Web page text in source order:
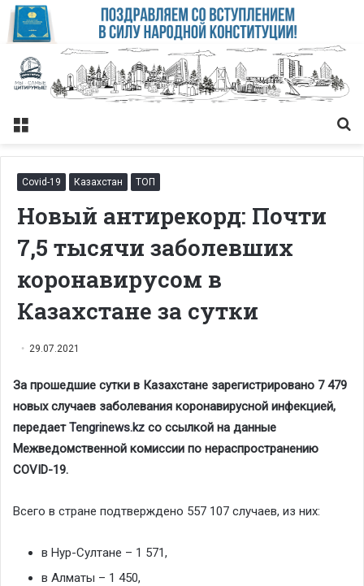
Меню
Covid-19 Казахстан ТОП
Новый антирекорд: Почти
7,5 тысячи заболевших
коронавирусом в
Казахстане за сутки
29.07.2021
За прошедшие сутки в Казахстане зарегистрировано 7 479
новых случаев заболевания коронавирусной инфекцией,
передаетTengrinews.kz со ссылкой на данные
Межведомственной комиссии по нераспространению
COVID-19.
Всего в стране подтверждено 557 107 случаев, из них:
в Нур-Султане – 1 571,
в Алматы – 1 450,